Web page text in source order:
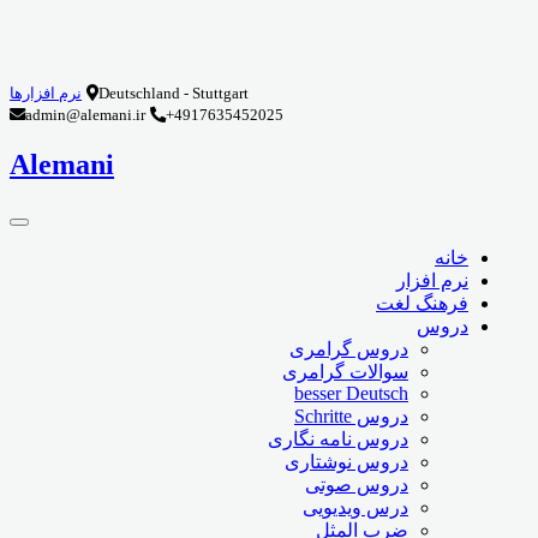
نرم افزارها
Deutschland - Stuttgart
admin@alemani.ir
+4917635452025
Alemani
خانه
نرم افزار
فرهنگ لغت
دروس
دروس گرامری
سوالات گرامری
besser Deutsch
دروس Schritte
دروس نامه نگاری
دروس نوشتاری
دروس صوتی
درس ویدیویی
ضرب المثل